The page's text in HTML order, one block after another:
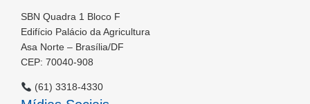
SBN Quadra 1 Bloco F
Edifício Palácio da Agricultura
Asa Norte – Brasília/DF
CEP: 70040-908
(61) 3318-4330